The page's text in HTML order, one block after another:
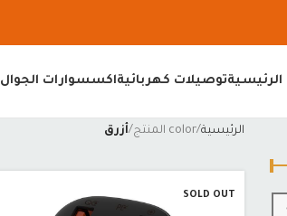
الرئيسيةتوصيلات كهربائيةاكسسوارات الجوال
الرئيسية color المنتج أزرق
SOLD OUT